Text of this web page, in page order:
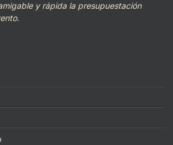
y rápida la presupuestación